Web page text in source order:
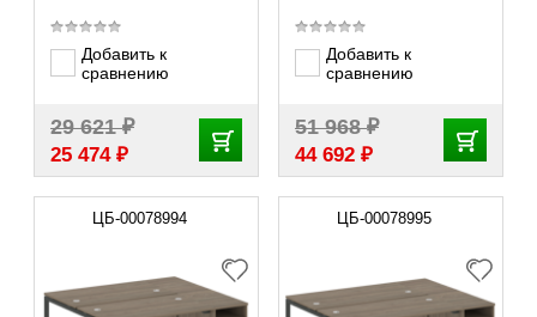
Добавить к
сравнению
29 621₽
25 474 ₽
Добавить к
сравнению
51 968₽
44 692 ₽
ЦБ-00078994 ЦБ-00078995